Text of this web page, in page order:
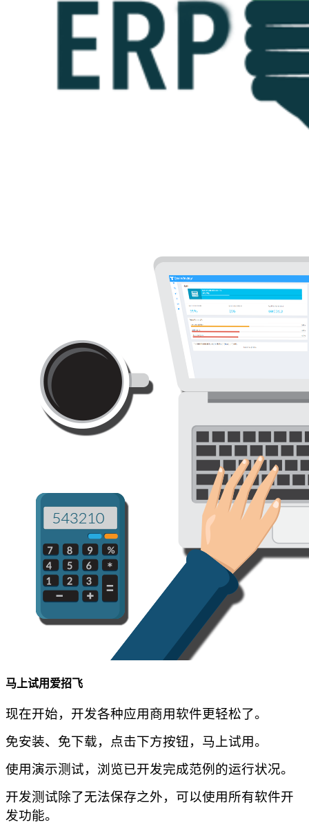
马上试用爱招飞
现在开始，开发各种应用商用软件更轻松了。
免安装、免下载，点击下方按钮，马上试用。
使用演示测试，浏览已开发完成范例的运行状况。
开发测试除了无法保存之外，可以使用所有软件开
发功能。